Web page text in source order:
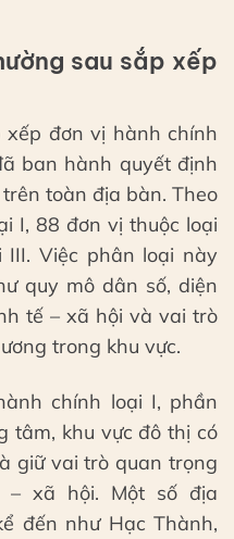
sau sắp xếp
đơn vị hành chính
ban hành quyết định
toàn địa bàn. Theo
I, 88 đơn vị thuộc loại
Việc phân loại này
quy mô dân số, diện
tế – xã hội và vai trò
trong khu vực.
chính loại I, phần
tâm, khu vực đô thị có
giữ vai trò quan trọng
xã hội. Một số địa
đến như Hạc Thành,